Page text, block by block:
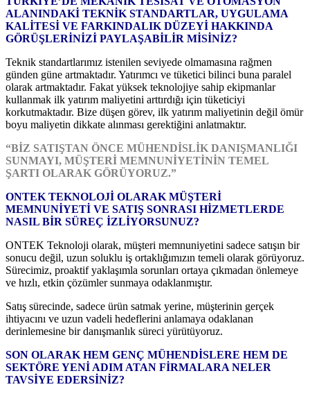
ALANINDAKİ TEKNİK STANDARTLAR, UYGULAMA
KALİTESİ VE FARKINDALIK DÜZEYİ HAKKINDA
GÖRÜŞLERİNİZİ PAYLAŞABİLİR MİSİNİZ?
Teknik standartlarımız istenilen seviyede olmamasına rağmen
günden güne artmaktadır. Yatırımcı ve tüketici bilinci buna paralel
olarak artmaktadır. Fakat yüksek teknolojiye sahip ekipmanlar
kullanmak ilk yatırım maliyetini arttırdığı için tüketiciyi
korkutmaktadır. Bize düşen görev, ilk yatırım maliyetinin değil ömür
boyu maliyetin dikkate alınması gerektiğini anlatmaktır.
“BİZ SATIŞTAN ÖNCE MÜHENDİSLİK DANIŞMANLIĞI
SUNMAYI, MÜŞTERİ MEMNUNİYETİNİN TEMEL
ŞARTI OLARAK GÖRÜYORUZ.”
ONTEK TEKNOLOJİ OLARAK MÜŞTERİ
MEMNUNİYETİ VE SATIŞ SONRASI HİZMETLERDE
NASIL BİR SÜREÇ İZLİYORSUNUZ?
ONTEK Teknoloji olarak, müşteri memnuniyetini sadece satışın bir
sonucu değil, uzun soluklu iş ortaklığımızın temeli olarak görüyoruz.
Sürecimiz, proaktif yaklaşımla sorunları ortaya çıkmadan önlemeye
ve hızlı, etkin çözümler sunmaya odaklanmıştır.
Satış sürecinde, sadece ürün satmak yerine, müşterinin gerçek
ihtiyacını ve uzun vadeli hedeflerini anlamaya odaklanan
derinlemesine bir danışmanlık süreci yürütüyoruz.
SON OLARAK HEM GENÇ MÜHENDİSLERE HEM DE
SEKTÖRE YENİ ADIM ATAN FİRMALARA NELER
TAVSİYE EDERSİNİZ?